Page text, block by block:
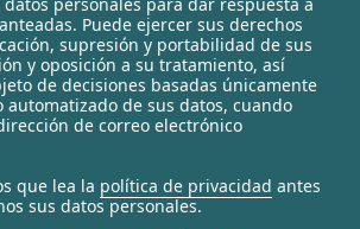
datos personales para dar respuesta a
Puede ejercer sus derechos
supresión y portabilidad de sus
y oposición a su tratamiento, así
de decisiones basadas únicamente
de sus datos, cuando
de correo electrónico
que lea la política de privacidad antes
sus datos personales.